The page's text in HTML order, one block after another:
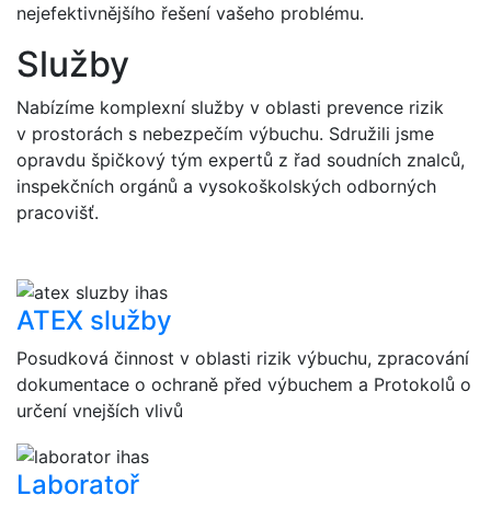
nejefektivnějšího řešení vašeho problému.
Služby
Nabízíme komplexní služby v oblasti prevence rizik
v prostorách s nebezpečím výbuchu. Sdružili jsme
opravdu špičkový tým expertů z řad soudních znalců,
inspekčních orgánů a vysokoškolských odborných
pracovišť.
ATEX služby
Posudková činnost v oblasti rizik výbuchu, zpracování
dokumentace o ochraně před výbuchem a Protokolů o
určení vnejších vlivů
Laboratoř